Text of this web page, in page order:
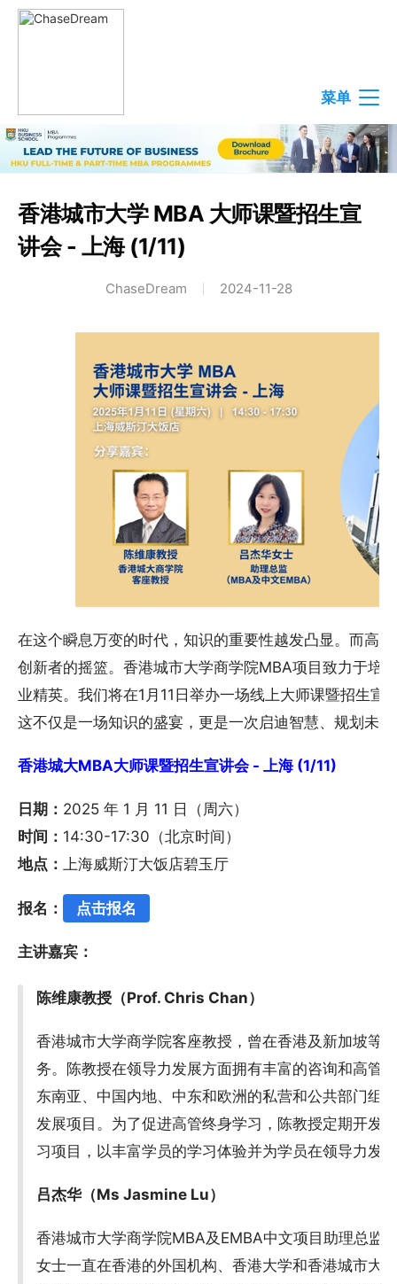
菜单
香港城市大学 MBA 大师课暨招生宣
讲会 - 上海 (1/11)
ChaseDream 2024-11-28
在这个瞬息万变的时代，知识的重要性越发凸显。而高
创新者的摇篮。香港城市大学商学院MBA项目致力于培
业精英。我们将在1月11日举办一场线上大师课暨招生宣
这不仅是一场知识的盛宴，更是一次启迪智慧、规划未
香港城大MBA大师课暨招生宣讲会 - 上海 (1/11)
日期： 2025 年 1 月 11 日（周六）
时间： 14:30-17:30（北京时间）
地点： 上海威斯汀大饭店碧玉厅
报名： 点击报名
主讲嘉宾：
陈维康教授（Prof. Chris Chan）
香港城市大学商学院客座教授，曾在香港及新加坡等
务。陈教授在领导力发展方面拥有丰富的咨询和高管
东南亚、中国内地、中东和欧洲的私营和公共部门组
发展项目。为了促进高管终身学习，陈教授定期开发
习项目，以丰富学员的学习体验并为学员在领导力发
吕杰华（Ms Jasmine Lu）
香港城市大学商学院MBA及EMBA中文项目助理总监,
女士一直在香港的外国机构、香港大学和香港城市大